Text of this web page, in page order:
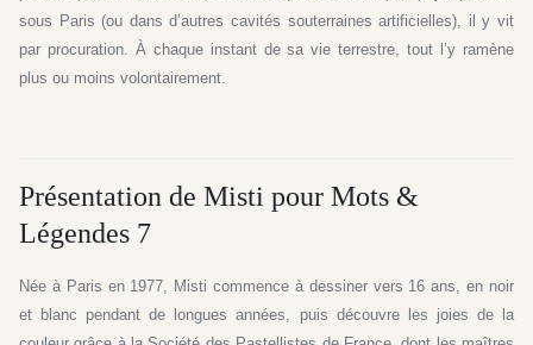
sous Paris (ou dans d’autres cavités souterraines artificielles), il y vit
par procuration. À chaque instant de sa vie terrestre, tout l’y ramène
plus ou moins volontairement.
Présentation de Misti pour Mots &
Légendes 7
Née à Paris en 1977, Misti commence à dessiner vers 16 ans, en noir
et blanc pendant de longues années, puis découvre les joies de la